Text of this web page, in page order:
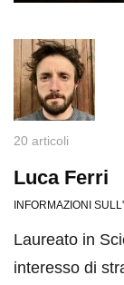
20 articoli
Luca Ferri
INFORMAZIONI
Laureato in
interesso di